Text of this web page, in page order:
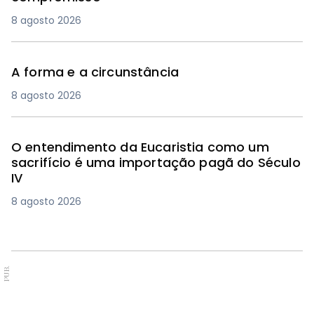
8 agosto 2026
A forma e a circunstância
8 agosto 2026
O entendimento da Eucaristia como um
sacrifício é uma importação pagã do Século
IV
8 agosto 2026
PUB.